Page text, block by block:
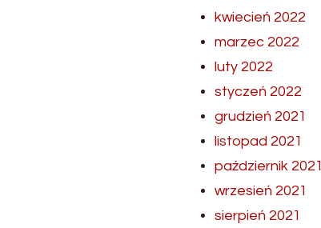
kwiecień 2022
marzec 2022
luty 2022
styczeń 2022
grudzień 2021
listopad 2021
październik 2021
wrzesień 2021
sierpień 2021